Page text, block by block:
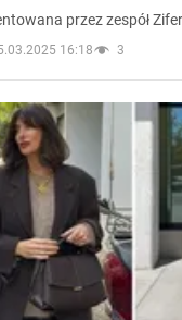
przez zespół
16:18 3